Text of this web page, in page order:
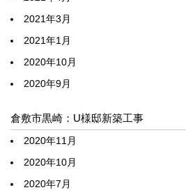
2021年3月
2021年1月
2020年10月
2020年9月
倉敷市黒崎：U様邸新築工事
2020年11月
2020年10月
2020年7月